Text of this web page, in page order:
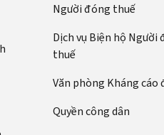
Người đóng thuế
Dịch vụ Biện hộ Người
thuế
Văn phòng Kháng cáo
Quyền công dân